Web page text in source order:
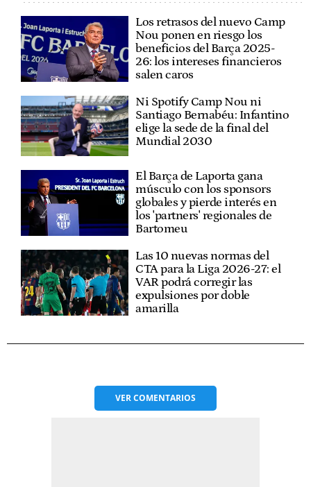
Los retrasos del nuevo Camp
Nou ponen en riesgo los
beneficios del Barça 2025-
26: los intereses financieros
salen caros
Ni Spotify Camp Nou ni
Santiago Bernabéu: Infantino
elige la sede de la final del
Mundial 2030
El Barça de Laporta gana
músculo con los sponsors
globales y pierde interés en
los 'partners' regionales de
Bartomeu
Las 10 nuevas normas del
CTA para la Liga 2026-27: el
VAR podrá corregir las
expulsiones por doble
amarilla
VERCOMENTARIOS